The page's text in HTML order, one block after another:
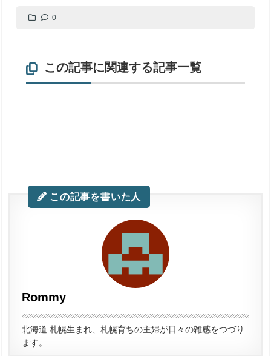
0
この記事に関連する記事一覧
この記事を書いた人
Rommy
北海道 札幌生まれ、札幌育ちの主婦が日々の雑感をつづり
ます。